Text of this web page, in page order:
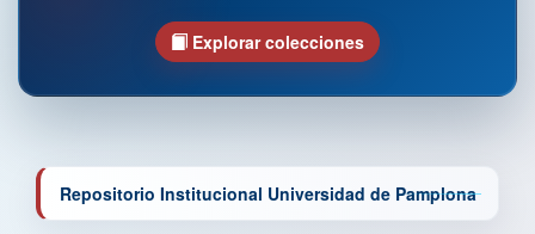
Explorar colecciones
Repositorio Institucional Universidad de Pamplona